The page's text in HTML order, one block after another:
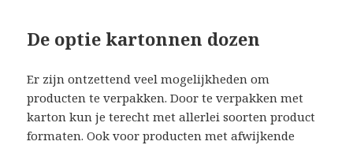
De optie kartonnen dozen
Er zijn ontzettend veel mogelijkheden om
producten te verpakken. Door te verpakken met
karton kun je terecht met allerlei soorten product
formaten. Ook voor producten met afwijkende